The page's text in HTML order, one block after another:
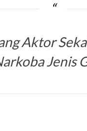
Aktor
Jenis